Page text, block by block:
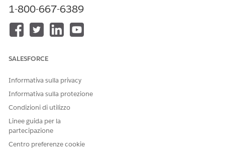
A seconda di come si configurano i ruoli e le regole di
condivisione, l'utente OmniStudio può accedere a
funzioni specifiche limitate. Si consiglia di fare in modo
che solo gli utenti con licenza OmniStudio abbiano
di processi aziendali. Dopo aver creato un utente
profilo per applicare questa limitazione.
QUESTO ARTICOLO HA RISOLTO IL PROBLEMA?
Facci sapere, così possiamo migliorare!
1-800-667-6389
SALESFORCE
Informativa sulla privacy
Informativa sulla protezione
Condizioni di utilizzo
Linee guida per la
partecipazione
Centro preferenze cookie